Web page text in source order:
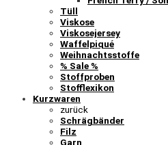
Tüll
Viskose
Viskosejersey
Waffelpiqué
Weihnachtsstoffe
% Sale %
Stoffproben
Stofflexikon
Kurzwaren
zurück
Schrägbänder
Filz
Garn